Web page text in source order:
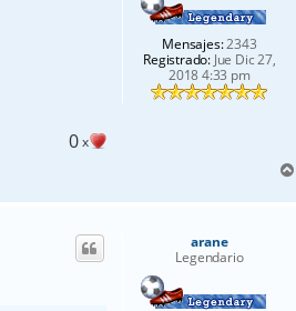
Mensajes:2343
Registrado:Jue Dic 27,
2018 4:33 pm
0x
arane
Legendario